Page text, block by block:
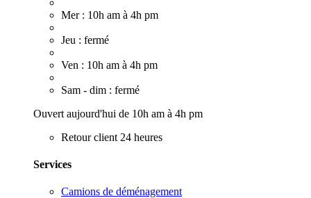
Mer : 10h am à 4h pm
Jeu : fermé
Ven : 10h am à 4h pm
Sam - dim : fermé
Ouvert aujourd'hui de 10h am à 4h pm
Retour client 24 heures
Services
Camions de déménagement